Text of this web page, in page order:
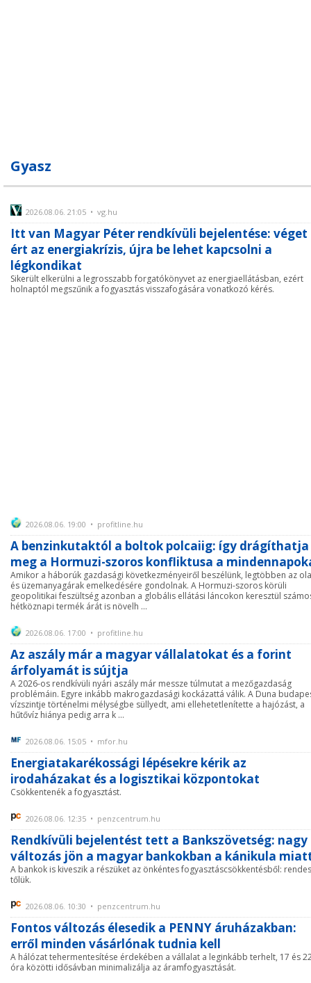
Gyasz
2026.08.06. 21:05 • vg.hu
Itt van Magyar Péter rendkívüli bejelentése: véget
ért az energiakrízis, újra be lehet kapcsolni a
légkondikat
Sikerült elkerülni a legrosszabb forgatókönyvet az energiaellátásban, ezért
holnaptól megszűnik a fogyasztás visszafogására vonatkozó kérés.
2026.08.06. 19:00 • profitline.hu
A benzinkutaktól a boltok polcaiig: így drágíthatja
meg a Hormuzi-szoros konfliktusa a
Amikor a háborúk gazdasági következményeiről beszélünk, legtöbben az
és üzemanyagárak emelkedésére gondolnak. A Hormuzi-szoros körüli
geopolitikai feszültség azonban a globális ellátási láncokon keresztül
hétköznapi termék árát is növelh ...
2026.08.06. 17:00 • profitline.hu
Az aszály már a magyar vállalatokat és a forint
árfolyamát is sújtja
A 2026-os rendkívüli nyári aszály már messze túlmutat a mezőgazdaság
problémáin. Egyre inkább makrogazdasági kockázattá válik. A Duna
vízszintje történelmi mélységbe süllyedt, ami ellehetetlenítette a hajózást, a
hűtővíz hiánya pedig arra k ...
2026.08.06. 15:05 • mfor.hu
Energiatakarékossági lépésekre kérik az
irodaházakat és a logisztikai központokat
Csökkentenék a fogyasztást.
2026.08.06. 12:35 • penzcentrum.hu
Rendkívüli bejelentést tett a Bankszövetség: nagy
változás jön a magyar bankokban a kánikula
A bankok is kiveszik a részüket az önkéntes fogyasztáscsökkentésből: rendes
tőlük.
2026.08.06. 10:30 • penzcentrum.hu
Fontos változás élesedik a PENNY áruházakban:
erről minden vásárlónak tudnia kell
A hálózat tehermentesítése érdekében a vállalat a leginkább terhelt, 17 és
óra közötti idősávban minimalizálja az áramfogyasztását.